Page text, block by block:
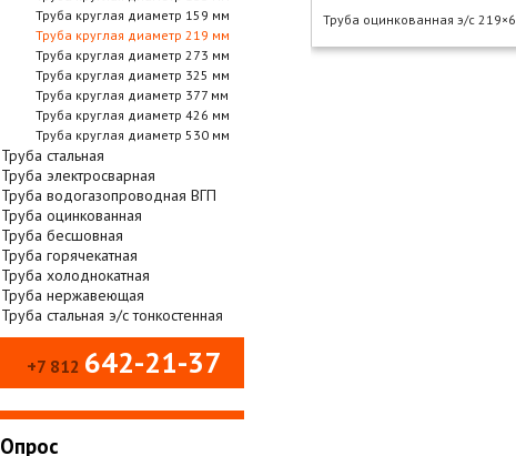
Труба круглая диаметр 159 мм
Труба круглая диаметр 219 мм
Труба круглая диаметр 273 мм
Труба круглая диаметр 325 мм
Труба круглая диаметр 377 мм
Труба круглая диаметр 426 мм
Труба круглая диаметр 530 мм
Труба стальная
Труба электросварная
Труба водогазопроводная ВГП
Труба оцинкованная
Труба бесшовная
Труба горячекатная
Труба холоднокатная
Труба нержавеющая
Труба стальная э/с тонкостенная
+7 812 642-21-37
Опрос
Труба оцинкованная э/с 219×6